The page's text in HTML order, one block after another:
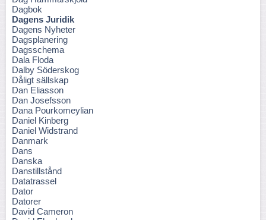
Dagbok
Dagens Juridik
Dagens Nyheter
Dagsplanering
Dagsschema
Dala Floda
Dalby Söderskog
Dåligt sällskap
Dan Eliasson
Dan Josefsson
Dana Pourkomeylian
Daniel Kinberg
Daniel Widstrand
Danmark
Dans
Danska
Danstillstånd
Datatrassel
Dator
Datorer
David Cameron